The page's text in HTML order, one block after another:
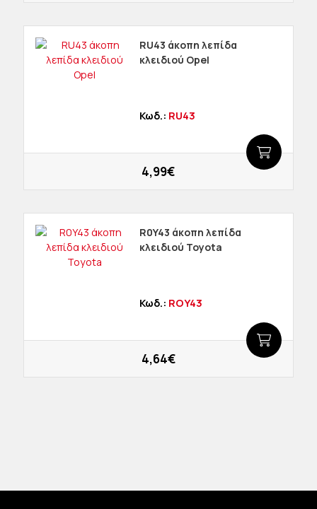
RU43 άκοπη λεπίδα
κλειδιού Opel
Κωδ.: RU43
4,99€
R0Y43 άκοπη λεπίδα
κλειδιού Toyota
Κωδ.: ROY43
4,64€